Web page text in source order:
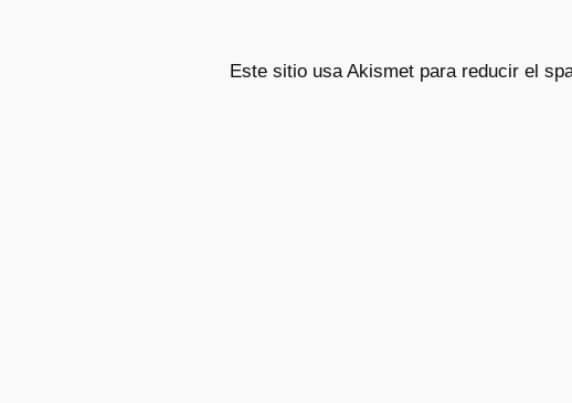
Este sitio usa Akismet para reducir el